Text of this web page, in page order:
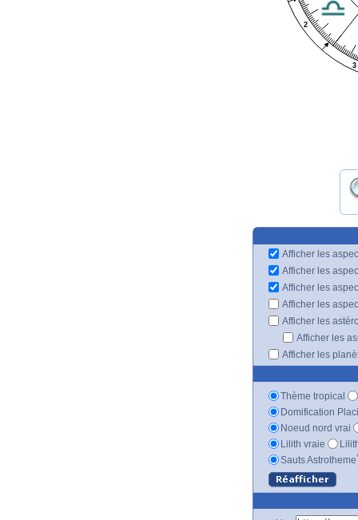
2
3
Afficher les
Afficher les
Afficher les
Afficher les
Afficher les
Afficher les
Afficher les
Thème tropical
Domification
Noeud nord vrai
Lilith vraie
Sauts Astrotheme